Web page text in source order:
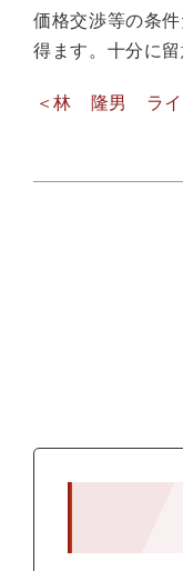
価格交渉等の条
得ます。十分に留
＜林 隆男 ライ